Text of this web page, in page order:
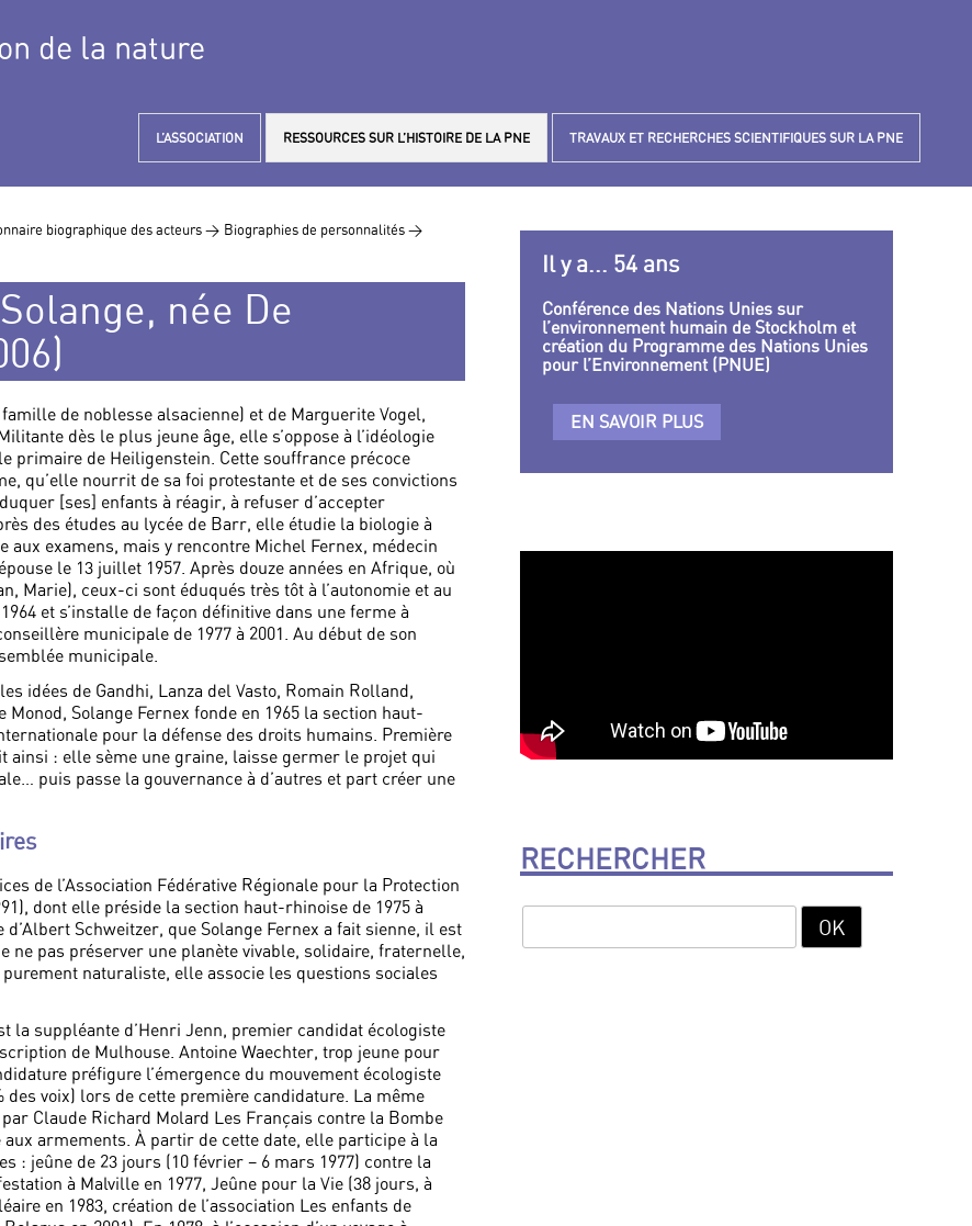
de la nature
L’ASSOCIATION RESSOURCES SUR L’HISTOIRE DE LA PNE TRAVAUX ET RECHERCHES SCIENTIFIQUES SUR LA PNE
biographique des acteurs > Biographies de personnalités >
née De
de noblesse alsacienne) et de Marguerite Vogel,
dès le plus jeune âge, elle s’oppose à l’idéologie
primaire de Heiligenstein. Cette souffrance précoce
qu’elle nourrit de sa foi protestante et de ses convictions
[ses] enfants à réagir, à refuser d’accepter
des études au lycée de Barr, elle étudie la biologie à
aux examens, mais y rencontre Michel Fernex, médecin
le 13 juillet 1957. Après douze années en Afrique, où
Marie), ceux-ci sont éduqués très tôt à l’autonomie et au
et s’installe de façon définitive dans une ferme à
municipale de 1977 à 2001. Au début de son
municipale.
idées de Gandhi, Lanza del Vasto, Romain Rolland,
Solange Fernex fonde en 1965 la section haut-
pour la défense des droits humains. Première
ainsi : elle sème une graine, laisse germer le projet qui
puis passe la gouvernance à d’autres et part créer une
de l’Association Fédérative Régionale pour la Protection
dont elle préside la section haut-rhinoise de 1975 à
Schweitzer, que Solange Fernex a fait sienne, il est
ne pas préserver une planète vivable, solidaire, fraternelle,
naturaliste, elle associe les questions sociales
la suppléante d’Henri Jenn, premier candidat écologiste
de Mulhouse. Antoine Waechter, trop jeune pour
préfigure l’émergence du mouvement écologiste
voix) lors de cette première candidature. La même
Claude Richard Molard Les Français contre la Bombe
armements. À partir de cette date, elle participe à la
jeûne de 23 jours (10 février – 6 mars 1977) contre la
à Malville en 1977, Jeûne pour la Vie (38 jours, à
en 1983, création de l’association Les enfants de
Il y a... 54 ans
Conférence des Nations Unies sur
l’environnement humain de Stockholm et
création du Programme des Nations Unies
pour l’Environnement (PNUE)
EN SAVOIR PLUS
RECHERCHER